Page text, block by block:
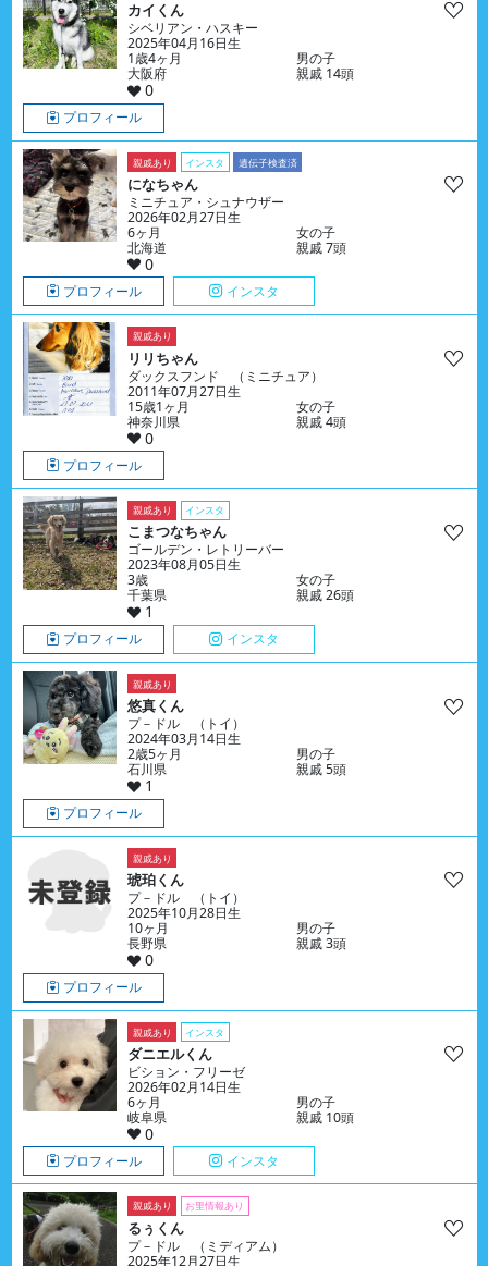
カイくん
シベリアン・ハスキー
2025年04月16日生
1歳4ヶ月
男の子
大阪府
親戚 14頭
0
プロフィール
親戚あり インスタ 遺伝子検査済
になちゃん
ミニチュア・シュナウザー
2026年02月27日生
6ヶ月
女の子
北海道
親戚 7頭
0
プロフィール インスタ
親戚あり
リリちゃん
ダックスフンド （ミニチュア）
2011年07月27日生
15歳1ヶ月
女の子
神奈川県
親戚 4頭
0
プロフィール
親戚あり インスタ
こまつなちゃん
ゴールデン・レトリーバー
2023年08月05日生
3歳
女の子
千葉県
親戚 26頭
1
プロフィール インスタ
親戚あり
悠真くん
プ－ドル （トイ）
2024年03月14日生
2歳5ヶ月
男の子
石川県
親戚 5頭
1
プロフィール
親戚あり
琥珀くん
プ－ドル （トイ）
2025年10月28日生
10ヶ月
男の子
長野県
親戚 3頭
0
プロフィール
親戚あり インスタ
ダニエルくん
ビション・フリーゼ
2026年02月14日生
6ヶ月
男の子
岐阜県
親戚 10頭
0
プロフィール インスタ
親戚あり お里情報あり
るぅくん
プ－ドル （ミディアム）
2025年12月27日生